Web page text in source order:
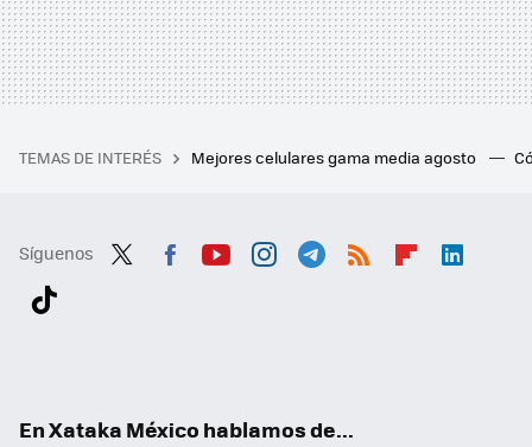
TEMAS DE INTERÉS Mejores celulares gama media agosto
Síguenos
En Xataka México hablamos de...